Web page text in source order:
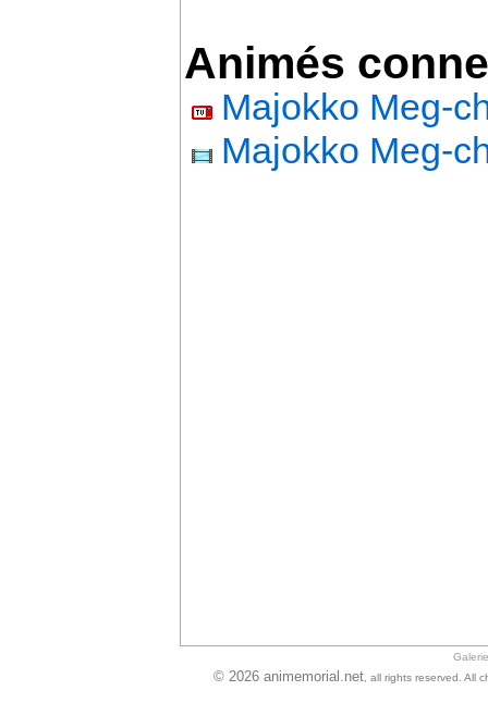
Animés
Majokko Meg-
Majokko Meg-
Galerie
© 2026 animemorial.net , all rights reserved. All